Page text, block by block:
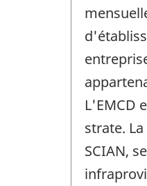
L'EMCD
strate.
SCIAN,